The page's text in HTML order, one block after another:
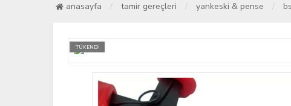
anasayfa tamir gereçleri yankeski & pense
TÜKENDİ